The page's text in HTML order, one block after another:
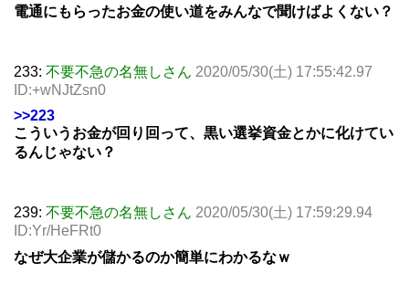
電通にもらったお金の使い道をみんなで聞けばよくない？
233: 不要不急の名無しさん 2020/05/30(土) 17:55:42.97
ID:+wNJtZsn0
>>223
こういうお金が回り回って、黒い選挙資金とかに化けてい
るんじゃない？
239: 不要不急の名無しさん 2020/05/30(土) 17:59:29.94
ID:Yr/HeFRt0
なぜ大企業が儲かるのか簡単にわかるなｗ